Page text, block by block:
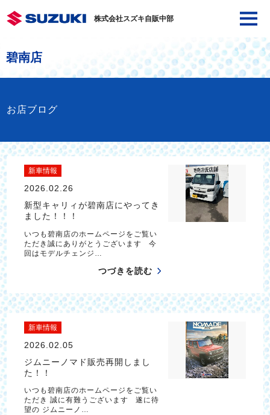
株式会社スズキ自販中部
碧南店
お店ブログ
新車情報
2026.02.26
新型キャリィが碧南店にやってき
ました！！！
いつも碧南店のホームページをご覧い
ただき誠にありがとうございます 今
回はモデルチェンジ…
つづきを読む
新車情報
2026.02.05
ジムニーノマド販売再開しまし
た！！
いつも碧南店のホームページをご覧い
ただき 誠に有難うございます 遂に待
望の ジムニーノ…